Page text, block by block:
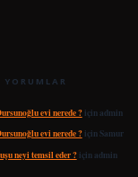
YORUMLAR
evi nerede ?içinadmin
evi nerede ?içinSamur
neyi temsil eder ?içinadmin